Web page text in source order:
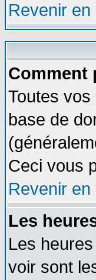
Revenir en
Comment
Toutes
base de
Ceci vous
Revenir en
Les
Les
voir sont